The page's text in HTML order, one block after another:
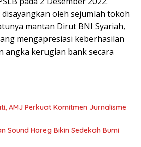
oleh sejumlah tokoh
mantan Dirut BNI Syariah,
mengapresiasi keberhasilan
angka kerugian bank secara
AMJ Perkuat Komitmen Jurnalisme
Sound Horeg Bikin Sedekah Bumi